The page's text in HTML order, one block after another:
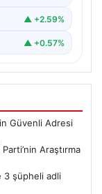
▲ +2.59%
▲ +0.57%
Güvenli Adresi
Araştırma
3 şüpheli adli